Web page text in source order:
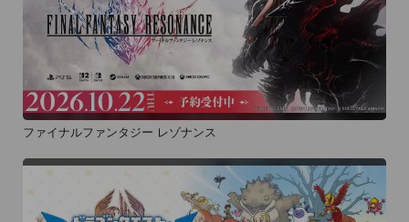
ファイナルファンタジー レゾナンス